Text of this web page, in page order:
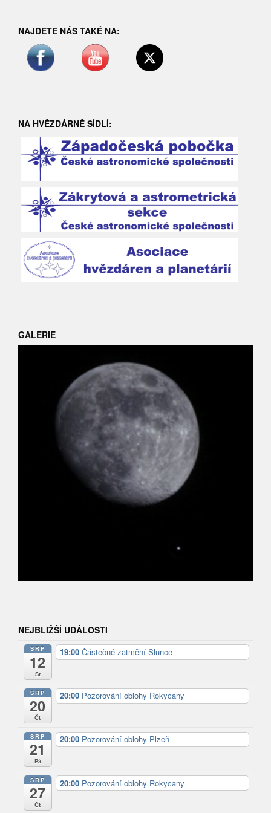
NAJDETE NÁS TAKÉ NA:
NA HVĚZDÁRNĚ SÍDLÍ:
GALERIE
NEJBLIŽŠÍ UDÁLOSTI
SRP
12
St
19:00 Částečné zatmění Slunce
SRP
20
Čt
20:00 Pozorování oblohy Rokycany
SRP
21
Pá
20:00 Pozorování oblohy Plzeň
SRP
27
Čt
20:00 Pozorování oblohy Rokycany